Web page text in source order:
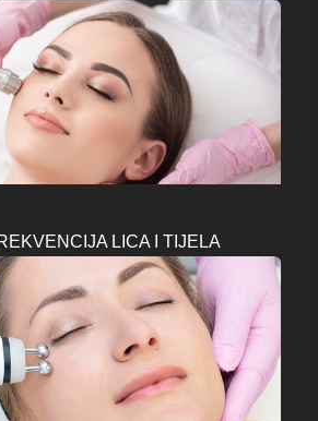
LICA I TIJELA